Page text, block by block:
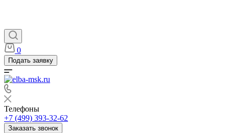
0
Подать заявку
Телефоны
+7 (499) 393-32-62
Заказать звонок